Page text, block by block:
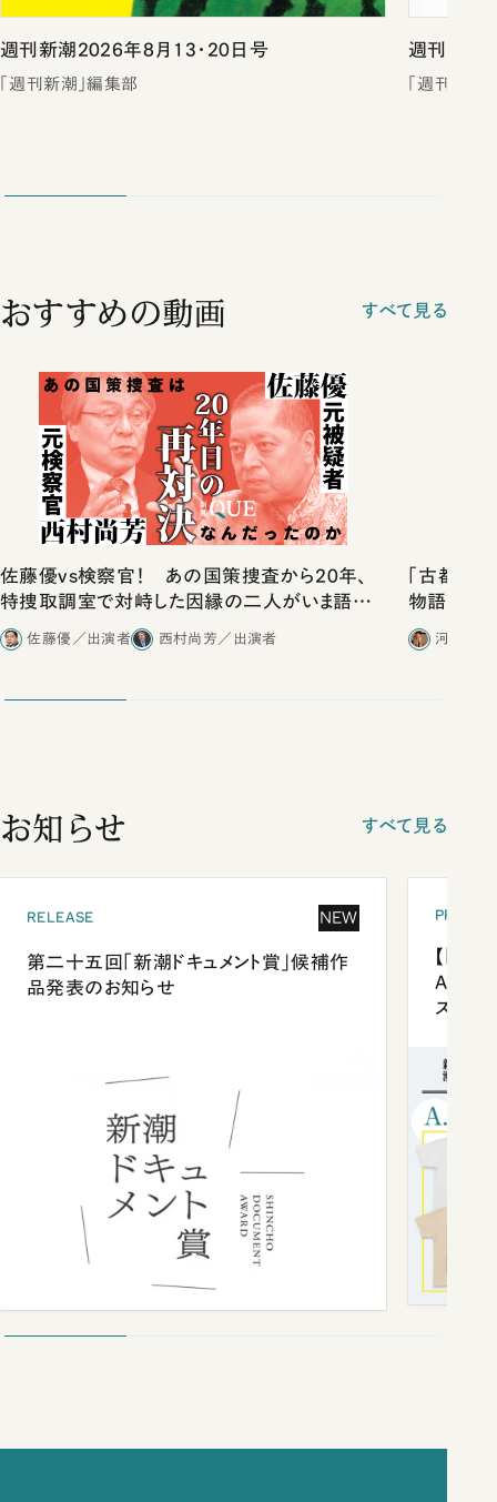
週刊新潮2026年8月13・20日号
「週刊新潮」編集部
週刊新潮
「週刊新潮
おすすめの動画 すべて見る
佐藤優vs検察官！ あの国策捜査から20年、
特捜取調室で対峙した因縁の二人がいま語り
合ったこと
佐藤優／出演者 西村尚芳／出演者
「古都」
物語」に
河野有
お知らせ すべて見る
RELEASE NEW
第二十五回「新潮ドキュメント賞」候補作
品発表のお知らせ
【「新
ズプレ